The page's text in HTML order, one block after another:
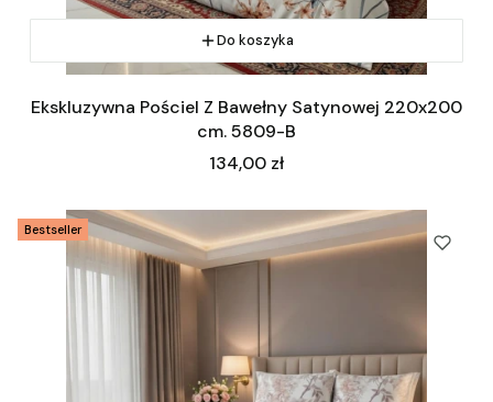
Do koszyka
Ekskluzywna Pościel Z Bawełny Satynowej 220x200
cm. 5809-B
Cena
134,00 zł
Bestseller